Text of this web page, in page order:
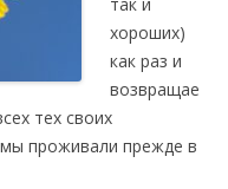
хороших)
как раз и
возвращае
тех своих
проживали прежде в